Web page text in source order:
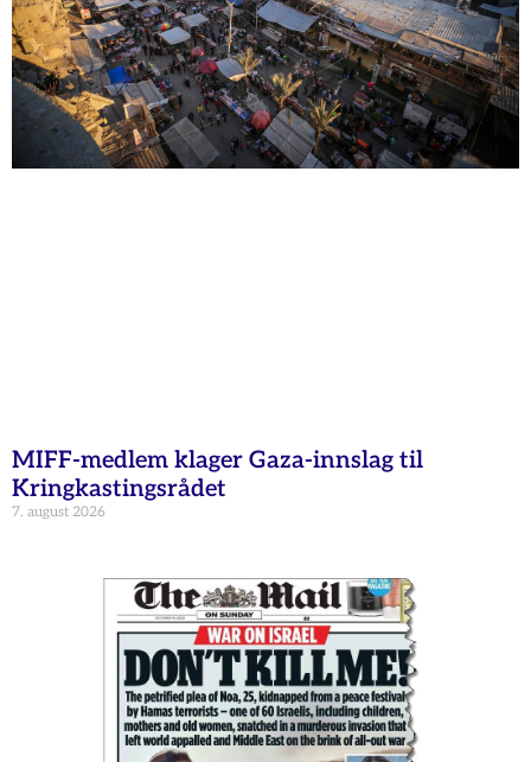
MIFF-medlem klager Gaza-innslag til
Kringkastingsrådet
7. august 2026